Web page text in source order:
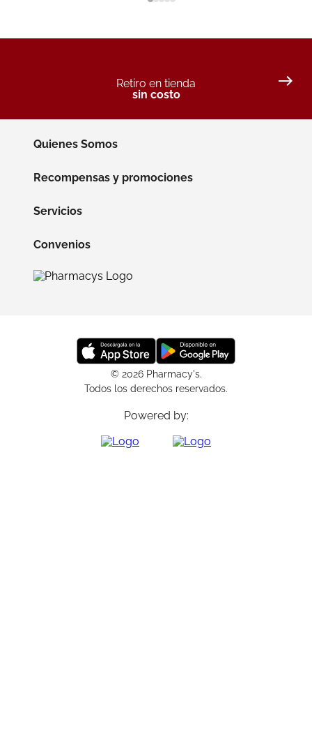
Retiro en tienda
sin costo
Quienes Somos
Recompensas y promociones
Servicios
Convenios
© 2026 Pharmacy's.
Todos los derechos reservados.
Powered by: